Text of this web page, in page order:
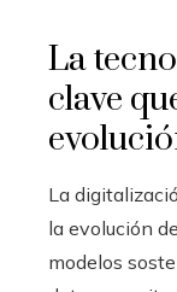
La
clave
La
la evolución
modelos